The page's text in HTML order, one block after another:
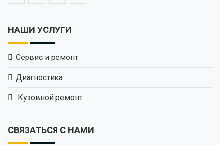
НАШИ УСЛУГИ
Сервис и ремонт
Диагностика
Кузовной ремонт
СВЯЗАТЬСЯ С НАМИ